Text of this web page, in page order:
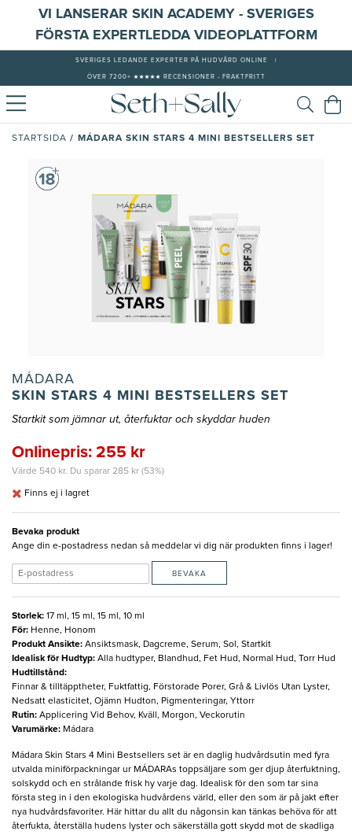
VI LANSERAR SKIN ACADEMY - SVERIGES
FÖRSTA EXPERTLEDDA VIDEOPLATTFORM
SVERIGES LEDANDE EXPERTER PÅ HUDVÅRD ONLINE
ÖVER 7200+ ★★★★★ RECENSIONER - FRAKTFRITT
STARTSIDA / MÁDARA SKIN STARS 4 MINI BESTSELLERS SET
MÁDARA
SKIN STARS 4 MINI BESTSELLERS SET
Startkit som jämnar ut, återfuktar och skyddar huden
Onlinepris: 255 kr
Värde 540 kr. Du sparar 285 kr (53%)
Finns ej i lagret
Bevaka produkt
Ange din e-postadress nedan så meddelar vi dig när produkten finns i lager!
BEVAKA
Storlek: 17 ml, 15 ml, 15 ml, 10 ml
För: Henne, Honom
Produkt Ansikte: Ansiktsmask, Dagcreme, Serum, Sol, Startkit
Idealisk för Hudtyp: Alla hudtyper, Blandhud, Fet Hud, Normal Hud, Torr Hud
Hudtillstånd:
Finnar & tilltäpptheter, Fuktfattig, Förstorade Porer, Grå & Livlös Utan Lyster,
Nedsatt elasticitet, Ojämn Hudton, Pigmenteringar, Yttorr
Rutin: Applicering Vid Behov, Kväll, Morgon, Veckorutin
Varumärke: Mádara
​Mádara Skin Stars 4 Mini Bestsellers set är en daglig hudvårdsutin med fyra
utvalda miniförpackningar ur MÁDARAs toppsäljare som ger djup återfuktning,
solskydd och en strålande frisk hy varje dag. Idealisk för den som tar sina
första steg in i den ekologiska hudvårdens värld, eller den som är på jakt efter
nya hudvårdsfavoriter. Här hittar du allt du någonsin kan tänkas behöva för att
återfukta, återställa hudens lyster och säkerställa gott skydd mot de skadliga